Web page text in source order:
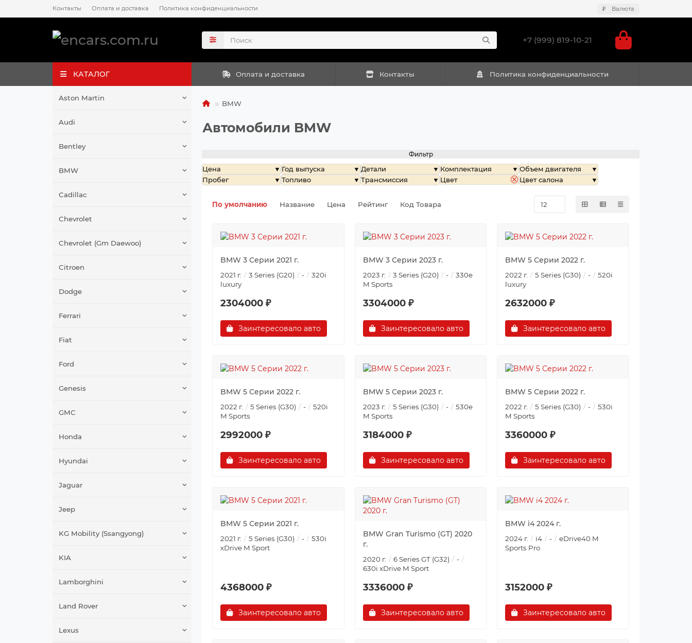
Контакты Оплата и доставка Политика конфиденциальности ₽ Валюта
+7 (999) 819-10-21
КАТАЛОГ
Aston Martin
Audi
Bentley
BMW
Cadillac
Chevrolet
Chevrolet (Gm Daewoo)
Citroen
Dodge
Ferrari
Fiat
Ford
Genesis
GMC
Honda
Hyundai
Jaguar
Jeep
KG Mobility (Ssangyong)
KIA
Lamborghini
Land Rover
Lexus
Оплата и доставка Контакты Политика конфиденциальности
BMW
Автомобили BMW
Фильтр
Цена Год выпуска Детали Комплектация
Объем двигателя
Пробег
Топливо Трансмиссия Цвет Цвет салона
По умолчанию Название Цена Рейтинг Код Товара
BMW 3 Серии 2021 г.
2021 г. 3 Series (G20) -
320i
luxury
2304000 ₽
Заинтересовало авто
BMW 3 Серии 2023 г.
2023 г. 3 Series (G20) -
330e
M Sports
3304000 ₽
Заинтересовало авто
BMW 5 Серии 2022 г.
2022 г. 5 Series (G30) -
520i
luxury
2632000 ₽
Заинтересовало авто
BMW 5 Серии 2022 г.
2022 г. 5 Series (G30) -
520i
M Sports
2992000 ₽
Заинтересовало авто
BMW 5 Серии 2023 г.
2023 г. 5 Series (G30) -
530e
M Sports
3184000 ₽
Заинтересовало авто
BMW 5 Серии 2022 г.
2022 г. 5 Series (G30) -
530i
M Sports
3360000 ₽
Заинтересовало авто
BMW 5 Серии 2021 г.
2021 г. 5 Series (G30) -
530i
xDrive M Sport
4368000 ₽
Заинтересовало авто
BMW Gran Turismo (GT) 2020
г.
2020 г. 6 Series GT (G32)
-
630i ​​xDrive M Sport
3336000 ₽
Заинтересовало авто
BMW i4 2024 г.
2024 г. i4 -
eDrive40 M
Sports Pro
3152000 ₽
Заинтересовало авто